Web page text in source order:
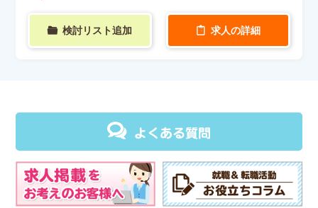
検討リスト追加 求人の詳細
よくある質問